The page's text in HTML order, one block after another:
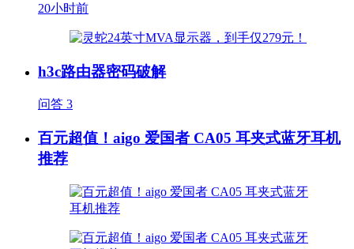
20小时前
h3c路由器密码破解
问答 3
百元超值！aigo 爱国者 CA05 耳夹式蓝牙耳机
推荐